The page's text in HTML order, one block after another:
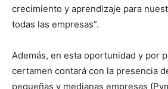
crecimiento y aprendizaje para
todas las empresas”.
Además, en esta oportunidad y por
certamen contará con la presencia
pequeñas y medianas empresas